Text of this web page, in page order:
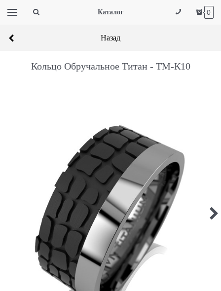
Каталог 0
Назад
Кольцо Обручальное Титан - ТМ-К10